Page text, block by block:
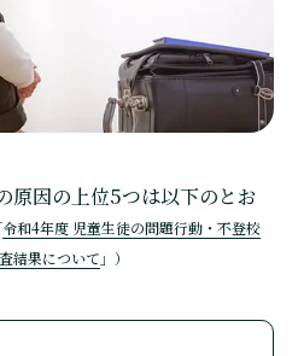
原因の上位5つは以下のとお
令和4年度 児童生徒の問題行動・不登校
結果について 」）